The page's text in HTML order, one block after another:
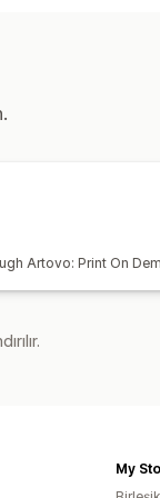
Artovo: Print On
My